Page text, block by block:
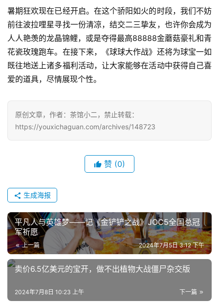
三
届
金
茶
奖
月
3
茶
对
接
会
上
海
暑期狂欢现在已经开启。在这个骄阳如火的时段，我们不妨
前往波拉哩星寻找一份清凉，结交二三挚友，也许你会成为
人人艳羡的龙晶锦鲤，或是夺得最高88888金蘑菇豪礼和青
花瓷玫瑰跑车。在接下来，《球球大作战》还将为球宝一如
既往地送上诸多福利活动，让大家能够在活动中获得自己喜
爱的道具，尽情展现个性。
原创文章，作者：茶馆小二，禁止转载：
https://youxichaguan.com/archives/148723
赞 (0)
生成海报
平凡人与英雄梦——记《金铲铲之战》JOC5全国总冠
军祈愿
上一篇 2024年7月5日 3:12 下午
卖价6.5亿美元的宝开，做不出植物大战僵尸杂交版
下一篇
2024年7月8日 10:23 上午